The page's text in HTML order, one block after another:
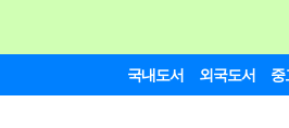
국내도서 외국도서 중